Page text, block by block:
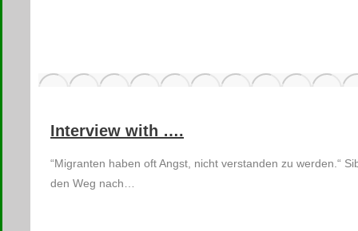
Interview with ….
“Migranten haben oft Angst, nicht verstanden zu werden.“
den Weg nach…